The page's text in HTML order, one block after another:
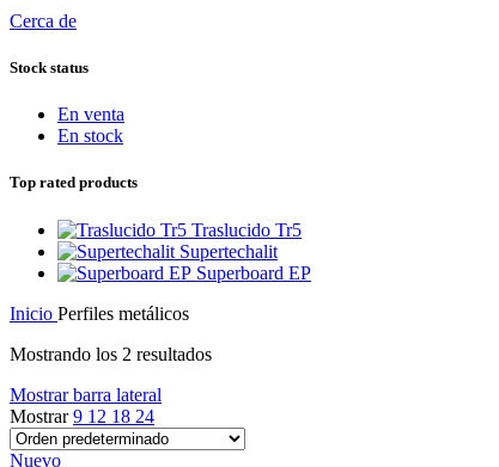
Cerca de
Stock status
En venta
En stock
Top rated products
Traslucido Tr5
Supertechalit
Superboard EP
Inicio Perfiles metálicos
Mostrando los 2 resultados
Mostrar barra lateral
Mostrar9 12 18 24
Nuevo